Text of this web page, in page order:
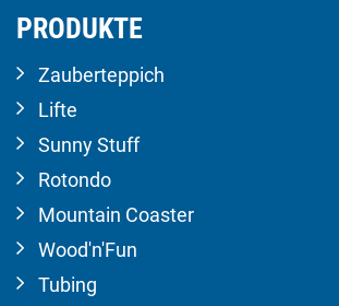
PRODUKTE
Zauberteppich
Lifte
Sunny Stuff
Rotondo
Mountain Coaster
Wood'n'Fun
Tubing